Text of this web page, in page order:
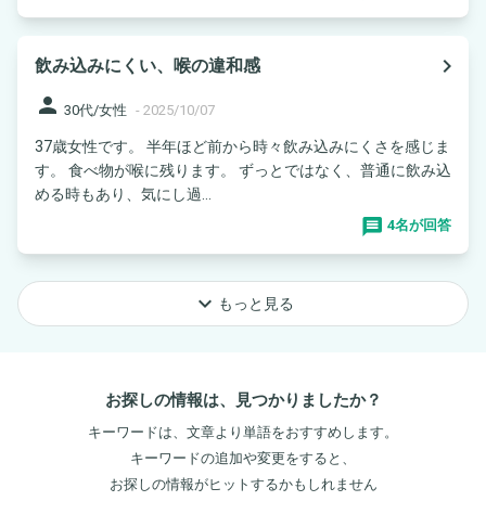
飲み込みにくい、喉の違和感
navigate_next
person 30代/女性 - 2025/10/07
37歳女性です。 半年ほど前から時々飲み込みにくさを感じま
す。 食べ物が喉に残ります。 ずっとではなく、普通に飲み込
める時もあり、気にし過...
4名が回答
keyboard_arrow_down もっと見る
お探しの情報は、見つかりましたか？
キーワードは、文章より単語をおすすめします。
キーワードの追加や変更をすると、
お探しの情報がヒットするかもしれません